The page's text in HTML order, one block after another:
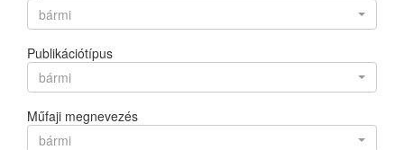
bármi
Publikációtípus
bármi
Műfaji megnevezés
bármi